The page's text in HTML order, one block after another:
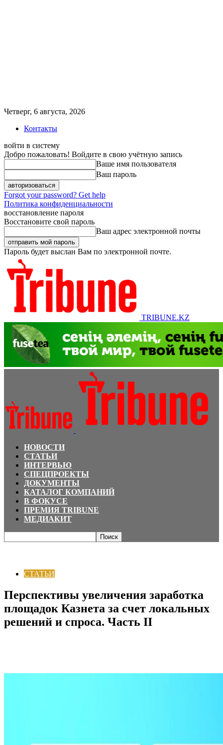
Четверг, 6 августа, 2026
Контакты
войти в систему
Добро пожаловать! Войдите в свою учётную запись
Ваше имя пользователя
Ваш пароль
Forgot your password? Get help
Политика конфиденциальности
восстановление пароля
Восстановите свой пароль
Ваш адрес электронной почты
Пароль будет выслан Вам по электронной почте.
TRIBUNE.KZ
НОВОСТИ
СТАТЬИ
ИНТЕРВЬЮ
СПЕЦПРОЕКТЫ
ДОКУМЕНТЫ
КАТАЛОГ КОМПАНИЙ
В ФОКУСЕ
ПРЕМИЯ TRIBUNE
МЕДИАКИТ
СТАТЬИ
Перспективы увеличения заработка
площадок Казнета за счет локальных
решений и спроса. Часть II